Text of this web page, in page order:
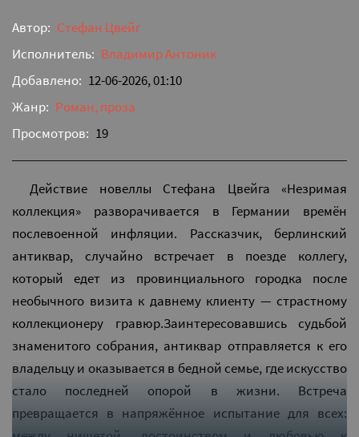
Автор: Стефан Цвейг
Исполнитель: Владимир Антоник
Добавлено: 12-06-2026, 01:10
Жанр: Роман, проза
Просмотров: 19
Действие новеллы Стефана Цвейга «Незримая
коллекция» разворачивается в Германии времён
послевоенной инфляции. Рассказчик, берлинский
антиквар, случайно встречает в поезде коллегу,
который едет из провинциального городка после
необычного визита к давнему клиенту — страстному
коллекционеру гравюр.Заинтересовавшись судьбой
знаменитого собрания, антиквар отправляется к его
владельцу и оказывается в бедной семье, где искусство
стало последней опорой в жизни. Встреча
превращается в напряжённое испытание для всех: